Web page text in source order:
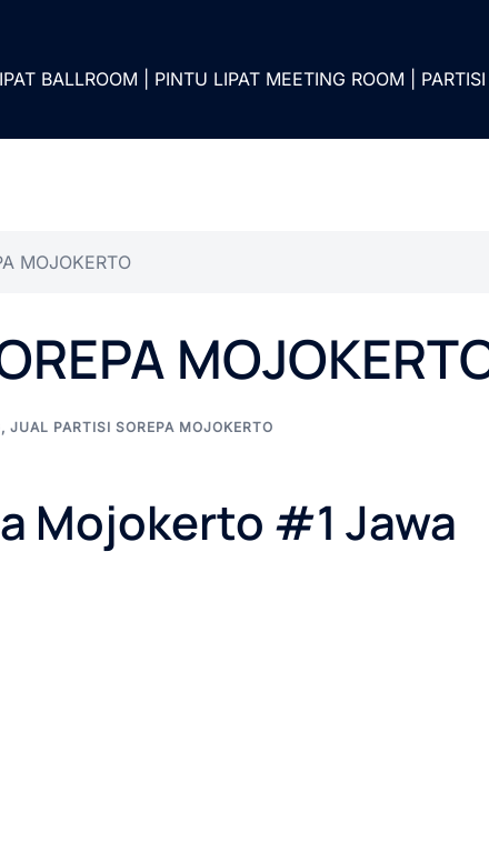
BALLROOM | PINTU LIPAT MEETING ROOM | PARTISI
MOJOKERTO
, JUAL PARTISI SOREPA MOJOKERTO
Mojokerto #1 Jawa